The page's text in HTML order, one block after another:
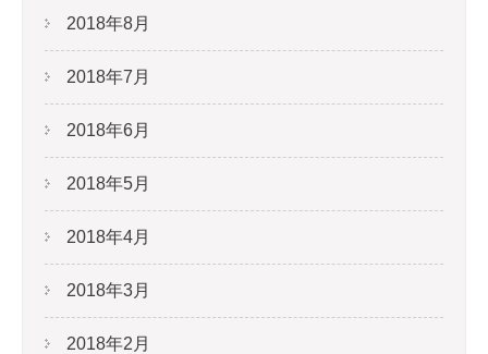
2018年8月
2018年7月
2018年6月
2018年5月
2018年4月
2018年3月
2018年2月